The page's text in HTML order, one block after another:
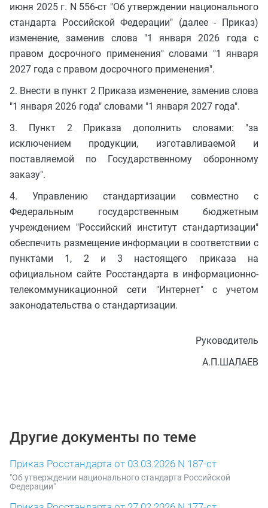
июня 2025 г. N 556-ст "Об утверждении национального
стандарта Российской Федерации" (далее - Приказ)
изменение, заменив слова "1 января 2026 года с
правом досрочного применения" словами "1 января
2027 года с правом досрочного применения".
2. Внести в пункт 2 Приказа изменение, заменив слова
"1 января 2026 года" словами "1 января 2027 года".
3. Пункт 2 Приказа дополнить словами: "за
исключением продукции, изготавливаемой и
поставляемой по Государственному оборонному
заказу".
4. Управлению стандартизации совместно с
Федеральным государственным бюджетным
учреждением "Российский институт стандартизации"
обеспечить размещение информации в соответствии с
пунктами 1, 2 и 3 настоящего приказа на
официальном сайте Росстандарта в информационно-
телекоммуникационной сети "Интернет" с учетом
законодательства о стандартизации.
Руководитель
А.П.ШАЛАЕВ
Другие документы по теме
Приказ Росстандарта от 03.03.2026 N 187-ст
"Об утверждении национального стандарта Российской
Федерации"